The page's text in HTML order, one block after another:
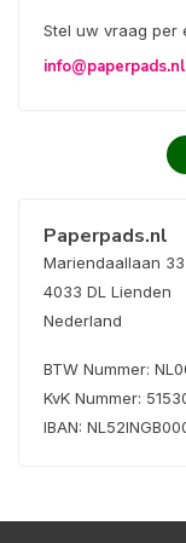
Stel uw vraag per
info@paperpads.nl
Paperpads.nl
Mariendaallaan 33
4033 DL Lienden
Nederland
BTW Nummer:
KvK Nummer:
IBAN: